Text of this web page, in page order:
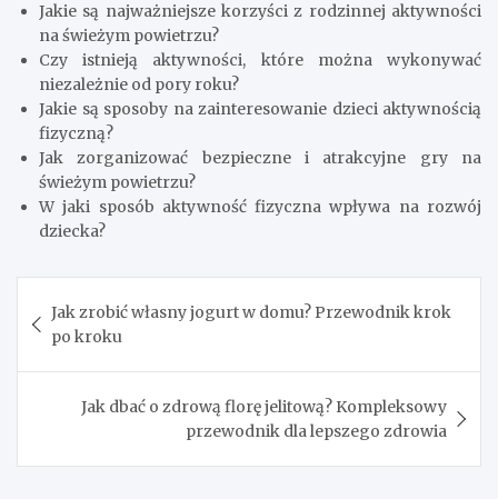
Jakie są najważniejsze korzyści z rodzinnej aktywności
na świeżym powietrzu?
Czy istnieją aktywności, które można wykonywać
niezależnie od pory roku?
Jakie są sposoby na zainteresowanie dzieci aktywnością
fizyczną?
Jak zorganizować bezpieczne i atrakcyjne gry na
świeżym powietrzu?
W jaki sposób aktywność fizyczna wpływa na rozwój
dziecka?
wpisu
Jak zrobić własny jogurt w domu? Przewodnik krok
po kroku
Jak dbać o zdrową florę jelitową? Kompleksowy
przewodnik dla lepszego zdrowia